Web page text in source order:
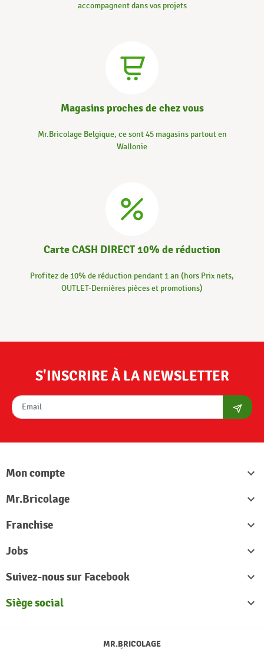
accompagnent dans vos projets
Magasins proches de chez vous
Mr.Bricolage Belgique, ce sont 45 magasins partout en
Wallonie
Carte CASH DIRECT 10% de réduction
Profitez de 10% de réduction pendant 1 an (hors Prix nets,
OUTLET-Dernières pièces et promotions)
S'INSCRIRE À LA NEWSLETTER
Mon compte

Mr.Bricolage

Franchise

Jobs

Suivez-nous sur Facebook

Siège social

MR.BRICOLAGE